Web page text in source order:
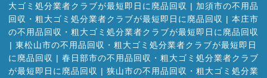
大ゴミ処分業者クラブが最短即日に廃品回収 | 加須市の不用品
回収・粗大ゴミ処分業者クラブが最短即日に廃品回収 | 本庄市
の不用品回収・粗大ゴミ処分業者クラブが最短即日に廃品回収
| 東松山市の不用品回収・粗大ゴミ処分業者クラブが最短即日
に廃品回収 | 春日部市の不用品回収・粗大ゴミ処分業者クラブ
が最短即日に廃品回収 | 狭山市の不用品回収・粗大ゴミ処分業